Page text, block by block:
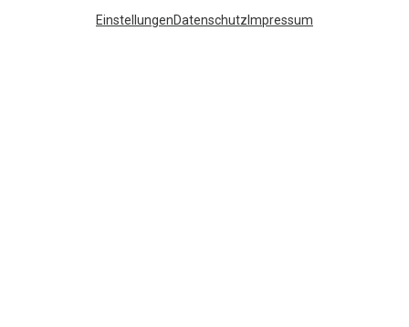
EinstellungenDatenschutz Impressum